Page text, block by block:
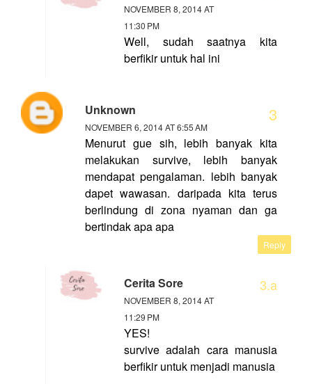
NOVEMBER 8, 2014 AT
11:30 PM
Well, sudah saatnya kita
berfikir untuk hal ini
Unknown
NOVEMBER 6, 2014 AT 6:55 AM
Menurut gue sih, lebih banyak kita
melakukan survive, lebih banyak
mendapat pengalaman. lebih banyak
dapet wawasan. daripada kita terus
berlindung di zona nyaman dan ga
bertindak apa apa
Reply
Cerita Sore
NOVEMBER 8, 2014 AT
11:29 PM
YES!
survive adalah cara manusia
berfikir untuk menjadi manusia